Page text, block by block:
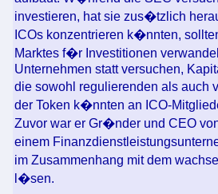
investieren, hat sie zus�tzlich
ICOs konzentrieren k�nnten,
Marktes f�r Investitionen
Unternehmen statt versuchen,
die sowohl regulierenden als auch
der Token k�nnten an ICO-
Zuvor war er Gr�nder und CEO
einem
im Zusammenhang mit dem
l�sen.